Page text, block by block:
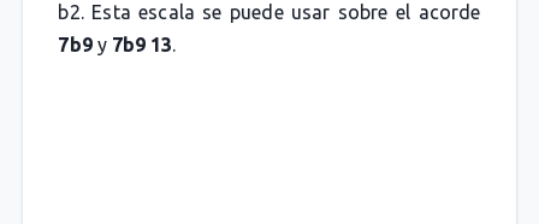
b2. Esta escala se puede usar sobre el acorde
7b9y 7b9 13.